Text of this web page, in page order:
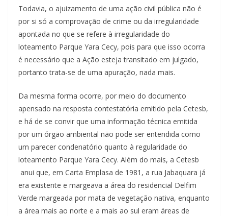
Todavia, o ajuizamento de uma ação civil pública não é
por si só a comprovação de crime ou da irregularidade
apontada no que se refere à irregularidade do
loteamento Parque Yara Cecy, pois para que isso ocorra
é necessário que a Ação esteja transitado em julgado,
portanto trata-se de uma apuração, nada mais.
Da mesma forma ocorre, por meio do documento
apensado na resposta contestatória emitido pela Cetesb,
e há de se convir que uma informação técnica emitida
por um órgão ambiental não pode ser entendida como
um parecer condenatório quanto à regularidade do
loteamento Parque Yara Cecy. Além do mais, a Cetesb
anui que, em Carta Emplasa de 1981, a rua Jabaquara já
era existente e margeava a área do residencial Delfim
Verde margeada por mata de vegetação nativa, enquanto
a área mais ao norte e a mais ao sul eram áreas de